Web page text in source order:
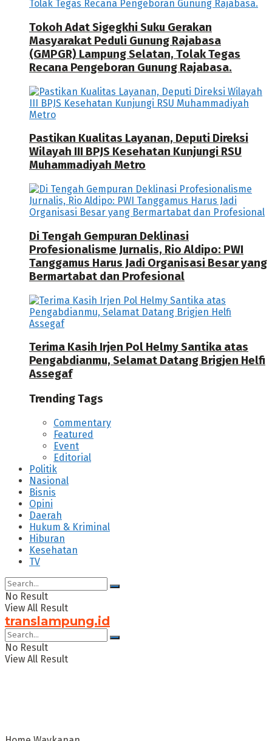
Tokoh Adat Sigegkhi Suku Gerakan
Masyarakat Peduli Gunung Rajabasa
(GMPGR) Lampung Selatan, Tolak Tegas
Recana Pengeboran Gunung Rajabasa.
Pastikan Kualitas Layanan, Deputi Direksi
Wilayah III BPJS Kesehatan Kunjungi RSU
Muhammadiyah Metro
Di Tengah Gempuran Deklinasi
Profesionalisme Jurnalis, Rio Aldipo: PWI
Tanggamus Harus Jadi Organisasi Besar yang
Bermartabat dan Profesional
Terima Kasih Irjen Pol Helmy Santika atas
Pengabdianmu, Selamat Datang Brigjen Helfi
Assegaf
Trending Tags
Commentary
Featured
Event
Editorial
Politik
Nasional
Bisnis
Opini
Daerah
Hukum & Kriminal
Hiburan
Kesehatan
TV
No Result
View All Result
translampung.id
No Result
View All Result